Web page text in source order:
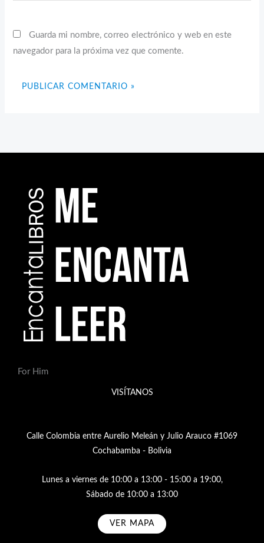
Guarda mi nombre, correo electrónico y web en este
navegador para la próxima vez que comente.
For Him
VISÍTANOS
Calle Colombia entre Aurelio Meleán y Julio Arauco #1069
Cochabamba - Bolivia
Lunes a viernes de 10:00 a 13:00 - 15:00 a 19:00,
Sábado de 10:00 a 13:00
VER MAPA